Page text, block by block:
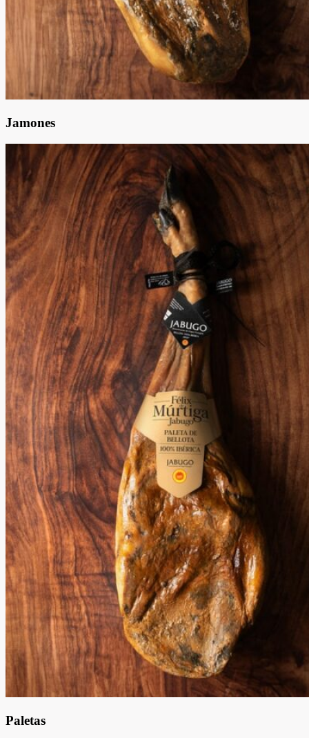
Jamones
Paletas